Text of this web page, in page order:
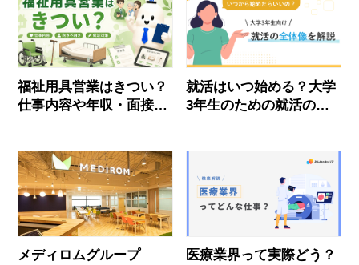
福祉用具営業はきつい？
仕事内容や年収・面接対
就活はいつ始める？大学
3年生のための就活の全
メディロムグループ
医療業界って実際どう？